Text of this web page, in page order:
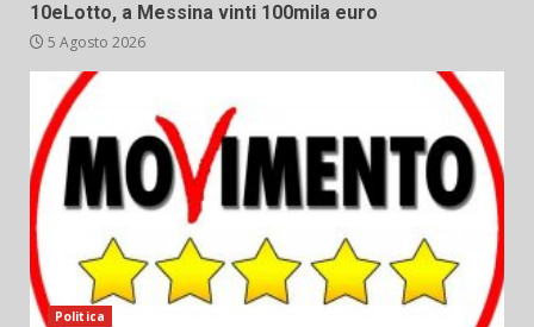
10eLotto, a Messina vinti 100mila euro
5 Agosto 2026
Politica